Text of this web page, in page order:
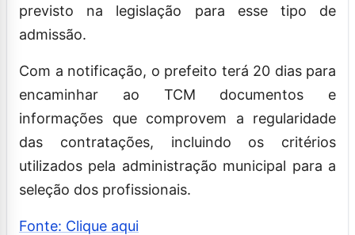
previsto na legislação para esse tipo de
admissão.
Com a notificação, o prefeito terá 20 dias para
encaminhar ao TCM documentos e
informações que comprovem a regularidade
das contratações, incluindo os critérios
utilizados pela administração municipal para a
seleção dos profissionais.
Fonte: Clique aqui